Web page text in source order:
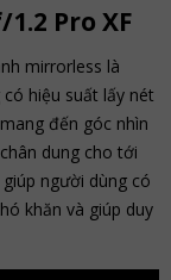
Pro XF
mirrorless là
hiệu suất lấy nét
mang đến góc nhìn
dung cho tới
người dùng có
khăn và giúp duy